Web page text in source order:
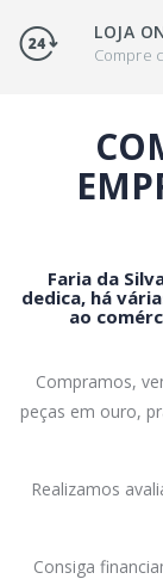
LOJA
Compre
Faria da
dedica, há
ao
Compramos,
peças em ouro,
Realizamos
Consiga